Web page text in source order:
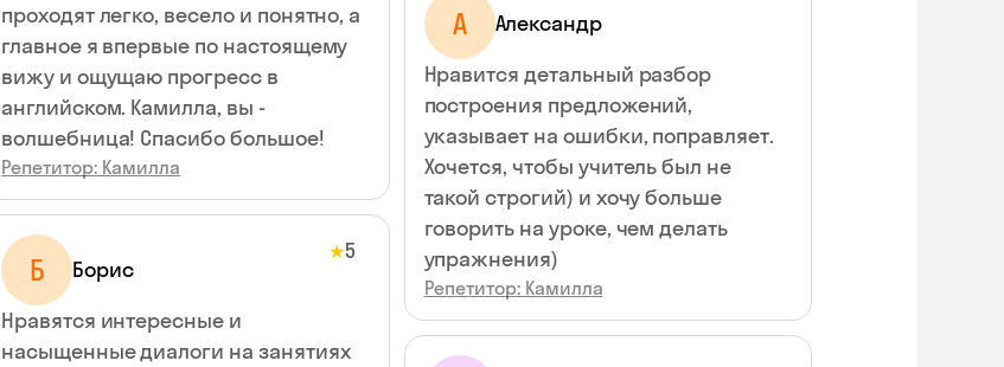
проходят легко, весело и понятно, а
главное я впервые по настоящему
вижу и ощущаю прогресс в
английском. Камилла, вы -
волшебница! Спасибо большое!
Репетитор: Камилла
Б Борис
★5
Нравятся интересные и
насыщенные диалоги на занятиях
А
Александр
Нравится детальный разбор
построения предложений,
указывает на ошибки, поправляет.
Хочется, чтобы учитель был не
такой строгий) и хочу больше
говорить на уроке, чем делать
упражнения)
Репетитор: Камилла